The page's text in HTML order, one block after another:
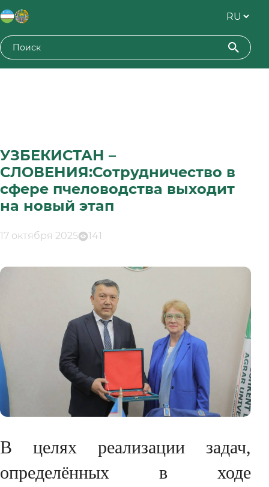
УЗБЕКИСТАН –
СЛОВЕНИЯ:Сотрудничество в
сфере пчеловодства выходит
на новый этап
17 октября 2025 141
В целях реализации задач,
определённых в ходе